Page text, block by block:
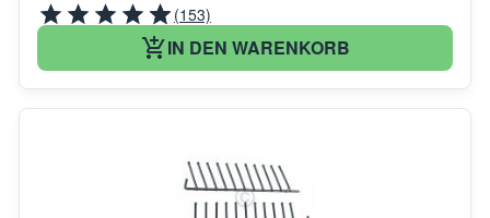
(153)
IN DEN WARENKORB